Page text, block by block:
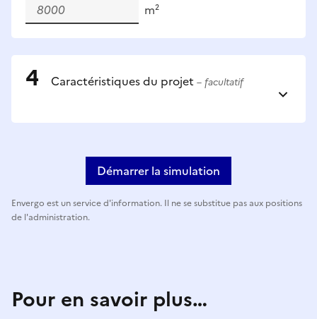
m²
Caractéristiques du projet – facultatif
Démarrer la simulation
Envergo est un service d'information. Il ne se substitue pas aux positions
de l'administration.
Pour en savoir plus…